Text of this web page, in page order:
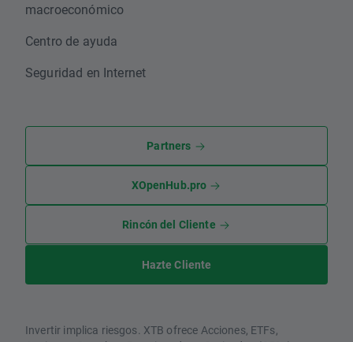
macroeconómico
Centro de ayuda
Seguridad en Internet
Partners
XOpenHub.pro
Rincón del Cliente
Hazte Cliente
Invertir implica riesgos. XTB ofrece Acciones, ETFs,